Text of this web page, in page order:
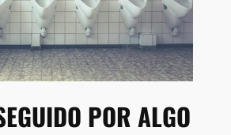
POR ALGO